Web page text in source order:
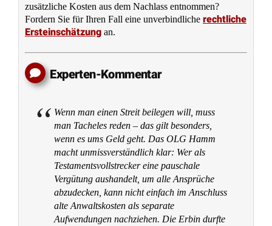
zusätzliche Kosten aus dem Nachlass entnommen?
Fordern Sie für Ihren Fall eine unverbindliche rechtliche
Ersteinschätzung an.
Experten-Kommentar
Wenn man einen Streit beilegen will, muss
man Tacheles reden – das gilt besonders,
wenn es ums Geld geht. Das OLG Hamm
macht unmissverständlich klar: Wer als
Testamentsvollstrecker eine pauschale
Vergütung aushandelt, um alle Ansprüche
abzudecken, kann nicht einfach im Anschluss
alte Anwaltskosten als separate
Aufwendungen nachziehen. Die Erbin durfte